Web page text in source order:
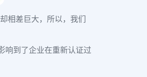
相差巨大，所以，我们
响到了企业在重新认证过